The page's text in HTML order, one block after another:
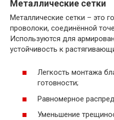
Металлические сетки
Металлические сетки – это
проволоки, соединённой
Используются для
устойчивость к
Легкость монтажа
готовности;
Равномерное
Уменьшение